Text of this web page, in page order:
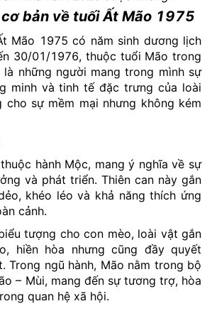
bản về tuối Ất Mão 1975
Mão 1975 có năm sinh dương lịch
30/01/1976, thuộc tuổi Mão trong
những người mang trong mình sự
minh và tinh tế đặc trưng của loài
cho sự mềm mại nhưng không kém
hành Mộc, mang ý nghĩa về sự
và phát triển. Thiên can này gắn
khéo léo và khả năng thích ứng
cảnh.
tượng cho con mèo, loài vật gắn
hiền hòa nhưng cũng đầy quyết
Trong ngũ hành, Mão nằm trong bộ
– Mùi, mang đến sự tương trợ, hòa
quan hệ xã hội.